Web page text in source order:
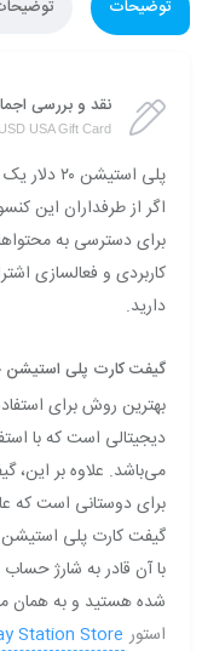
توضیحات
نقد و بررسی
USA Gift Card
پلی استیشن ۲۰ دلار یک کارت هدیه برای کنسول پلی استیشن است.
اگر از طرفداران این
برای دسترسی به
کاربردی و فعالسازی
دارید.
گیفت کارت پلی
بهترین روش برای
برای دوستانی است که
گیفت کارت پلی استیشن حاوی
با آن قادر به شارژ
شده هستید و به همان
استور Station Store